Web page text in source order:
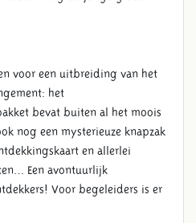
voor een uitbreiding van het
het
bevat buiten al het moois
nog een mysterieuze knapzak
en allerlei
Een avontuurlijk
Voor begeleiders is er